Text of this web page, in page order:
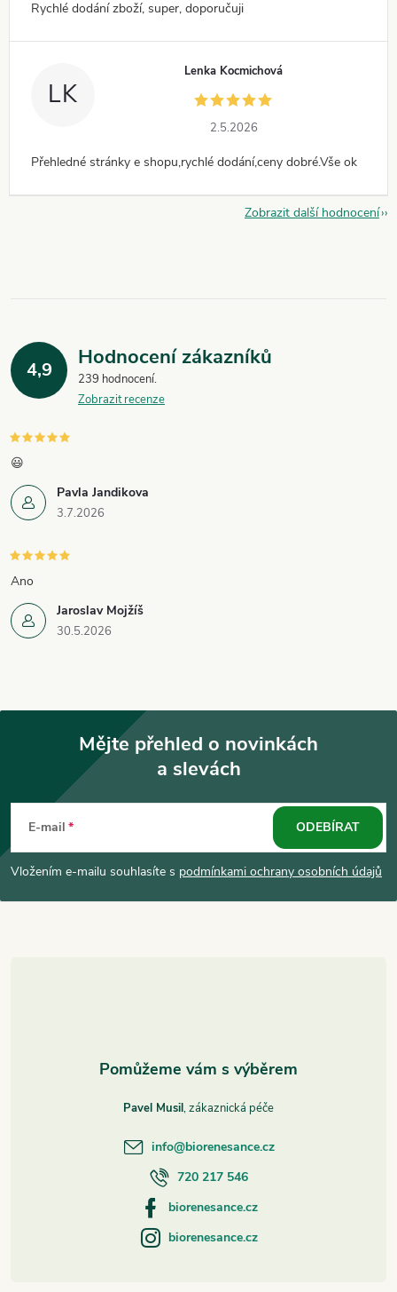
Rychlé dodání zboží, super, doporučuji
LK
Lenka Kocmichová
2.5.2026
Přehledné stránky e shopu,rychlé dodání,ceny dobré.Vše ok
Zobrazit další hodnocení
4,9 Hodnocení zákazníků
239 hodnocení
Zobrazit recenze
Pavla Jandikova
3.7.2026
😃
Jaroslav Mojžíš
30.5.2026
Ano
p
Mějte přehled o novinkách
a slevách
E-mail
Vložením e-mailu souhlasíte s podmínkami ochrany osobních údajů
ODEBÍRAT
Pavel Musil
info@biorenesance.cz
720 217 546
biorenesance.cz
biorenesance.cz